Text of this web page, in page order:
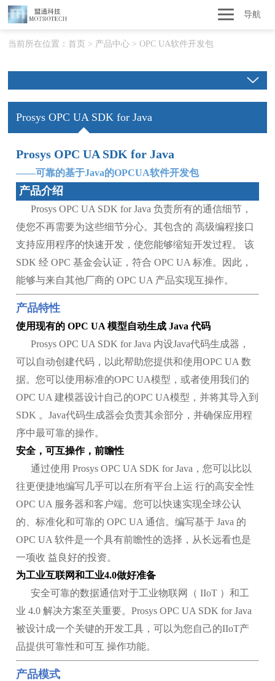
导航
当前所在位置：首页 > 产品中心 >OPC UA软件开发包
Prosys OPC UA SDK for Java
Prosys OPC UA SDK for Java
——可靠的基于Java的OPCUA软件开发包
产品介绍
Prosys OPC UA SDK for Java 负责所有的通信细节，
使您不再需要为这些细节分心。其包含的 高级编程接口
支持应用程序的快速开发，使您能够缩短开发过程。 该
SDK 经 OPC 基金会认证，符合 OPC UA 标准。因此，
能够与来自其他厂商的 OPC UA 产品实现互操作。
产品特性
使用现有的 OPC UA 模型自动生成 Java 代码
Prosys OPC UA SDK for Java 内设Java代码生成器，
可以自动创建代码，以此帮助您提供和使用OPC UA 数
据。您可以使用标准的OPC UA模型，或者使用我们的
OPC UA 建模器设计自己的OPC UA模型，并将其导入到
SDK 。Java代码生成器会负责其余部分，并确保应用程
序中最可靠的操作。
安全，可互操作，前瞻性
通过使用 Prosys OPC UA SDK for Java，您可以比以
往更便捷地编写几乎可以在所有平台上运 行的高安全性
OPC UA 服务器和客户端。您可以快速实现全球公认
的、标准化和可靠的 OPC UA 通信。编写基于 Java 的
OPC UA 软件是一个具有前瞻性的选择，从长远看也是
一项收 益良好的投资。
为工业互联网和工业4.0做好准备
安全可靠的数据通信对于工业物联网（ IIoT ）和工
业 4.0 解决方案至关重要。Prosys OPC UA SDK for Java
被设计成一个关键的开发工具，可以为您自己的IIoT产
品提供可靠性和可互 操作功能。
产品模式